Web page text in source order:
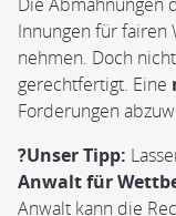
Innungen für fairen
nehmen. Doch
gerechtfertigt. Eine
Forderungen
?Unser Tipp:
Anwalt für
Anwalt kann die